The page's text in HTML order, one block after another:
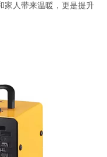
家人带来温暖，更是提升